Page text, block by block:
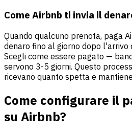
Come Airbnb ti invia il
Quando qualcuno prenota, paga
denaro fino al giorno dopo l'arrivo
Scegli come essere pagato —
servono 3-5 giorni. Questo
ricevano quanto spetta e
Come configurare il
su Airbnb?